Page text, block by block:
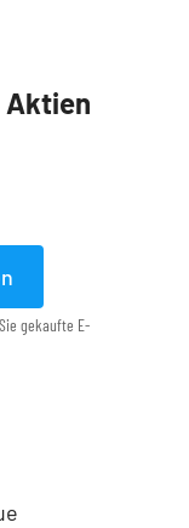
Aktien
gekaufte E-